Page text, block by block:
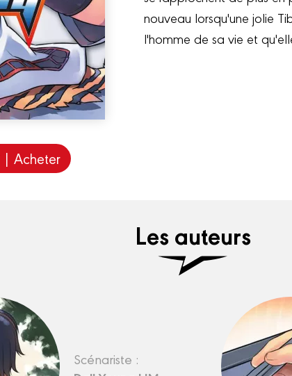
| Acheter
nouveau lorsqu'une jolie
l'homme de sa vie et
Les auteurs
Scénariste :